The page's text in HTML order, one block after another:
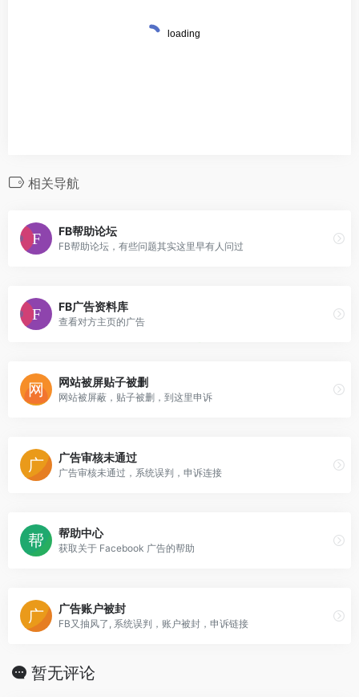
相关导航
FB帮助论坛
FB帮助论坛，有些问题其实这里早有人问过
FB广告资料库
查看对方主页的广告
网站被屏贴子被删
网站被屏蔽，贴子被删，到这里申诉
广告审核未通过
广告审核未通过，系统误判，申诉连接
帮助中心
获取关于 Facebook 广告的帮助
广告账户被封
FB又抽风了, 系统误判，账户被封，申诉链接
暂无评论